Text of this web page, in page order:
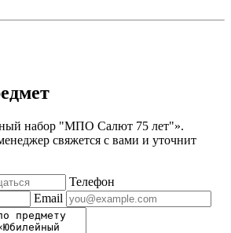
набор "МПО Салют 75 лет"».
свяжется с вами и уточнит
Телефон
Email